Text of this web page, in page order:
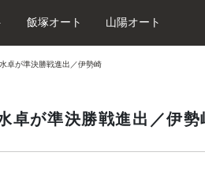
飯塚オート 山陽オート
卓が準決勝戦進出／伊勢崎
卓が準決勝戦進出／伊勢